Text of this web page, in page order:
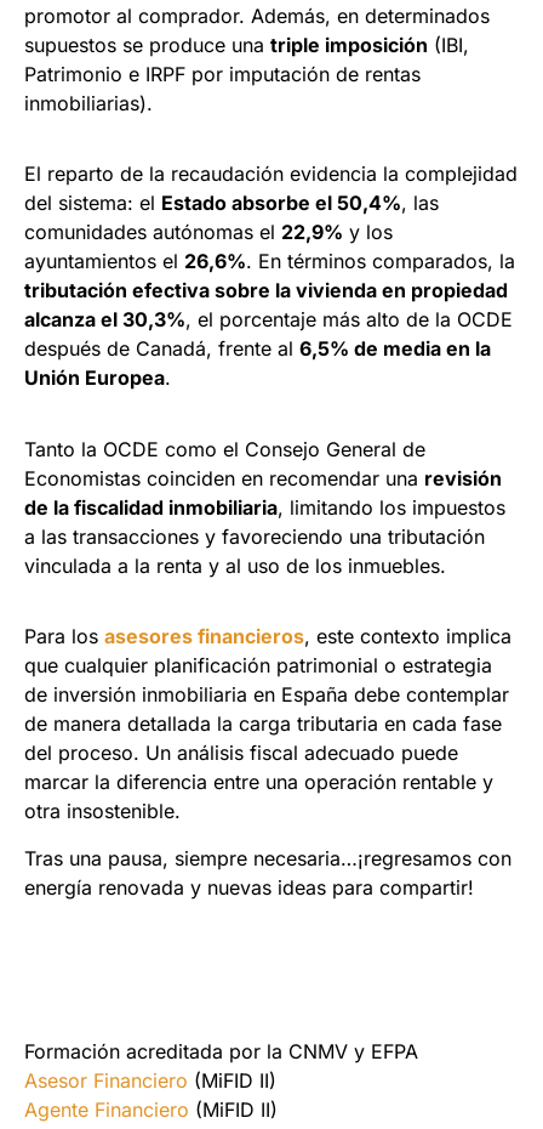
promotor al comprador. Además, en determinados
supuestos se produce una triple imposición (IBI,
Patrimonio e IRPF por imputación de rentas
inmobiliarias).
El reparto de la recaudación evidencia la complejidad
del sistema: el Estado absorbe el 50,4%, las
comunidades autónomas el 22,9% y los
ayuntamientos el 26,6%. En términos comparados, la
tributación efectiva sobre la vivienda en propiedad
alcanza el 30,3%, el porcentaje más alto de la OCDE
después de Canadá, frente al 6,5% de media en la
Unión Europea.
Tanto la OCDE como el Consejo General de
Economistas coinciden en recomendar una revisión
de la fiscalidad inmobiliaria, limitando los impuestos
a las transacciones y favoreciendo una tributación
vinculada a la renta y al uso de los inmuebles.
Para los asesores financieros, este contexto implica
que cualquier planificación patrimonial o estrategia
de inversión inmobiliaria en España debe contemplar
de manera detallada la carga tributaria en cada fase
del proceso. Un análisis fiscal adecuado puede
marcar la diferencia entre una operación rentable y
otra insostenible.
Tras una pausa, siempre necesaria…¡regresamos con
energía renovada y nuevas ideas para compartir!
Formación acreditada por la CNMV y EFPA
Asesor Financiero (MiFID II)
Agente Financiero (MiFID II)